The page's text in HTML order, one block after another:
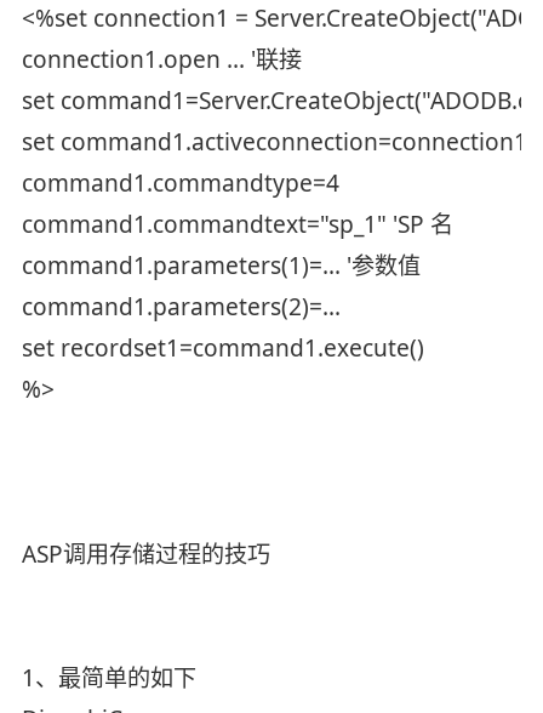
<%set connection1 =
connection1.open ... '联接
set
set command1.activeconnection=connection1
command1.commandtype=4
command1.commandtext="sp_1" 'SP 名
command1.parameters(1)=... '参数值
command1.parameters(2)=...
set recordset1=command1.execute()
%>
ASP调用存储过程的技巧
1、最简单的如下